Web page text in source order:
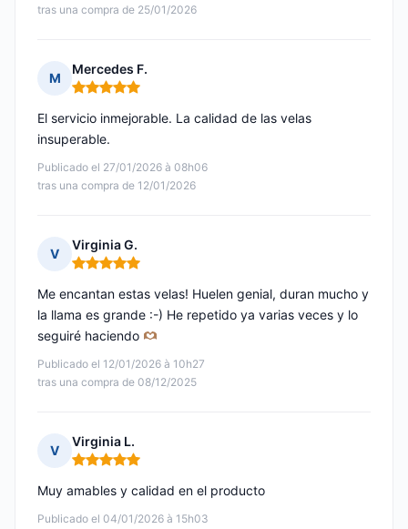
tras una compra de 25/01/2026
M
Mercedes F.
Nota: 5 de 5
Publicado el 27/01/2026 à 08h06
tras una compra de 12/01/2026
El servicio inmejorable. La calidad de las velas
insuperable.
V
Virginia G.
Nota: 5 de 5
Publicado el 12/01/2026 à 10h27
tras una compra de 08/12/2025
Me encantan estas velas! Huelen genial, duran mucho y
la llama es grande :-) He repetido ya varias veces y lo
seguiré haciendo
V
Virginia L.
Nota: 5 de 5
Publicado el 04/01/2026 à 15h03
Muy amables y calidad en el producto